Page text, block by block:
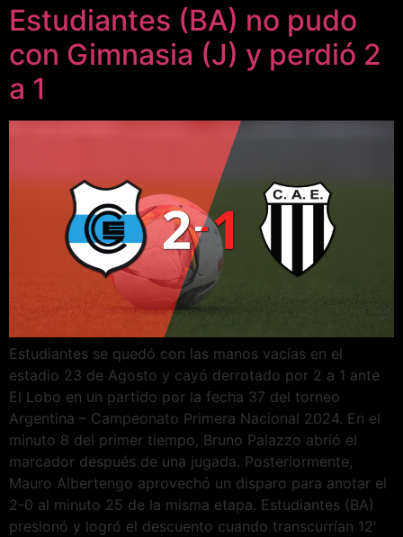
Estudiantes (BA) no pudo
con Gimnasia (J) y perdió 2
a 1
Estudiantes se quedó con las manos vacías en el
estadio 23 de Agosto y cayó derrotado por 2 a 1 ante
El Lobo en un partido por la fecha 37 del torneo
Argentina – Campeonato Primera Nacional 2024. En el
minuto 8 del primer tiempo, Bruno Palazzo abrió el
marcador después de una jugada. Posteriormente,
Mauro Albertengo aprovechó un disparo para anotar el
2-0 al minuto 25 de la misma etapa. Estudiantes (BA)
presionó y logró el descuento cuando transcurrían 12′